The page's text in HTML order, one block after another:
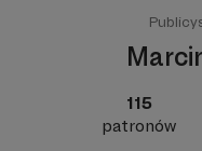
115
patronów